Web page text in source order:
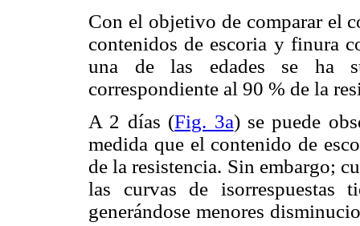
Con el objetivo de comparar el
contenidos de escoria y finura
una de las edades se ha
correspondiente al 90 % de la
A 2 días (Fig. 3a) se puede
medida que el contenido de
de la resistencia. Sin embargo;
las curvas de isorrespuestas
generándose menores